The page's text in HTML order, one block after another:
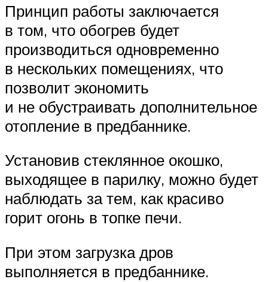
Принцип работы заключается
в том, что обогрев будет
производиться одновременно
в нескольких помещениях, что
позволит экономить
и не обустраивать дополнительное
отопление в предбаннике.
Установив стеклянное окошко,
выходящее в парилку, можно будет
наблюдать за тем, как красиво
горит огонь в топке печи.
При этом загрузка дров
выполняется в предбаннике.